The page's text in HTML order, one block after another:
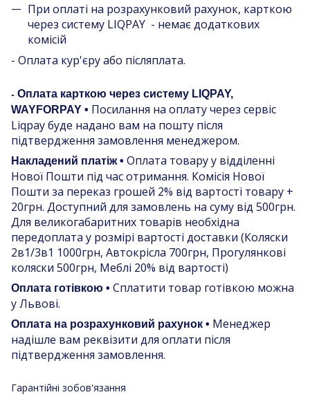
При оплаті на розрахунковий рахунок, карткою
через систему LIQPAY - немає додаткових
комісій
- Оплата кур'єру або післяплата.
- Оплата карткою через систему LIQPAY,
WAYFORPAY • Посилання на оплату через сервіс
Liqpay буде надано вам на пошту після
підтвердження замовлення менеджером.
Накладений платіж • Оплата товару у відділенні
Нової Пошти під час отримання. Комісія Нової
Пошти за переказ грошей 2% від вартості товару +
20грн. Доступний для замовлень на суму від 500грн.
Для великогабаритних товарів необхідна
передоплата у розмірі вартості доставки (Коляски
2в1/3в1 1000грн, Автокрісла 700грн, Прогулянкові
коляски 500грн, Меблі 20% від вартості)
Оплата готівкою • Сплатити товар готівкою можна
у Львові.
Оплата на розрахунковий рахунок • Менеджер
надішле вам реквізити для оплати після
підтвердження замовлення.
Гарантійні зобов'язання